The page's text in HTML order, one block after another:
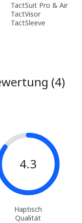
TactSuit Pro & Air
TactVisor
TactSleeve
(4)
4.3
Haptisch
Qualität